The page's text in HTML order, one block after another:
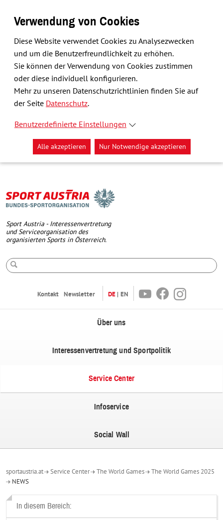
Verwendung von Cookies
Diese Website verwendet Cookies zu Analysezwecken
und um die Benutzerfreundlichkeit zu erhöhen.
Sie können der Verwendung von Cookies zustimmen
oder diese individuell konfigurieren.
Mehr zu unseren Datenschutzrichtlinien finden Sie auf
der Seite Datenschutz.
Benutzerdefinierte Einstellungen
Alle akzeptieren Nur Notwendige akzeptieren
Sport Austria - Interessenvertretung
und Serviceorganisation des
organisierten Sports in Österreich.
Kontakt Newsletter DE EN YoutubeFacebookInstagram
Über uns
Interessenvertretung und Sportpolitik
Service Center
Infoservice
Social Wall
sportaustria.at Service Center The World Games
The World Games 2025
NEWS
In diesem Bereich: